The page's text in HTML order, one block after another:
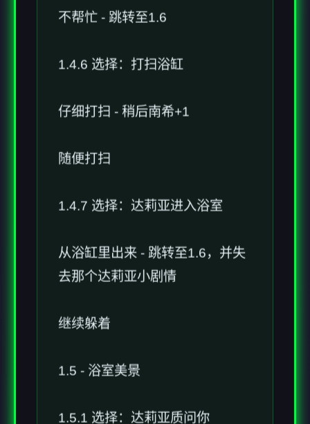
不帮忙 - 跳转至1.6
1.4.6 选择：打扫浴缸
仔细打扫 - 稍后南希+1
随便打扫
1.4.7 选择：达莉亚进入浴室
从浴缸里出来 - 跳转至1.6，并失
去那个达莉亚小剧情
继续躲着
1.5 - 浴室美景
1.5.1 选择：达莉亚质问你